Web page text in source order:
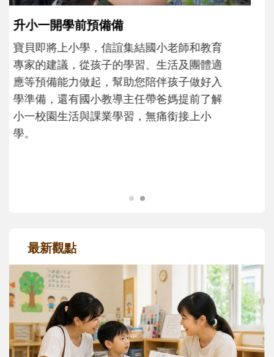
和孩子一起長大的那個男人│讀懂父親的
不同模樣
沒有人天生就擅長當爸爸！男人總是在一次
次「前所未有」的體驗中，跟著孩子一起長
大。從給予安全感的肢體遊戲，到獨立自
主、角色認同及解決問題的能力養成。爸爸
最新觀點